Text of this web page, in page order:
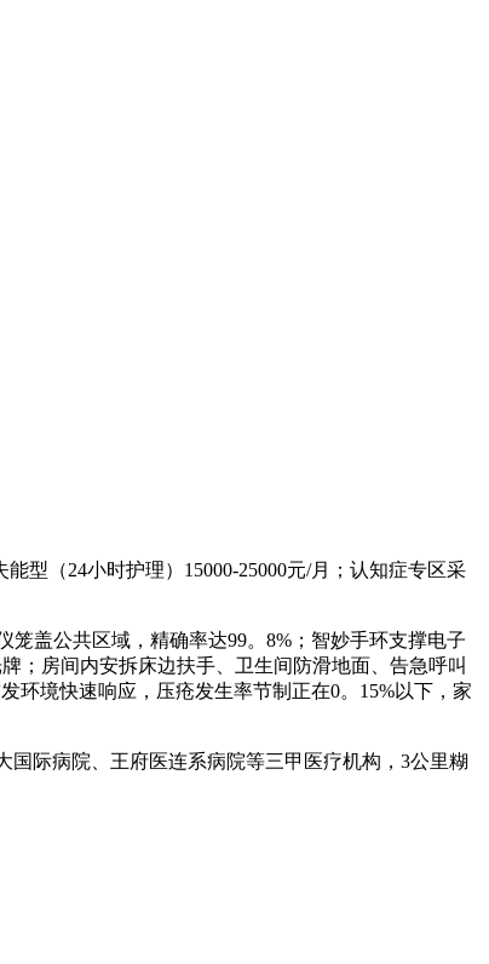
型（24小时护理）15000-25000元/月；认知症专区采
盖公共区域，精确率达99。8%；智妙手环支撑电子
；房间内安拆床边扶手、卫生间防滑地面、告急呼叫
环境快速响应，压疮发生率节制正在0。15%以下，家
际病院、王府医连系病院等三甲医疗机构，3公里糊